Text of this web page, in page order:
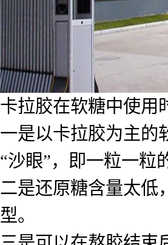
卡拉胶在软糖中使用
一是以卡拉胶为主的
“沙眼”，即一粒一粒
二是还原糖含量太低
型。